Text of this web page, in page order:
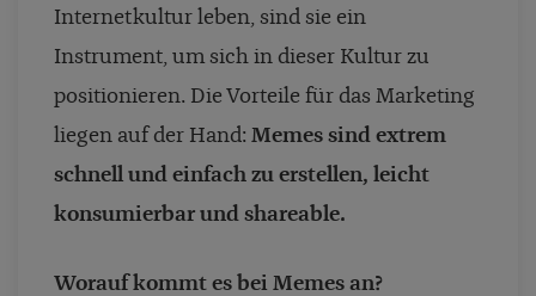
Internetkultur leben, sind sie ein
Instrument, um sich in dieser Kultur zu
positionieren. Die Vorteile für das Marketing
liegen auf der Hand: Memes sind extrem
schnell und einfach zu erstellen, leicht
konsumierbar und shareable.
Worauf kommt es bei Memes an?